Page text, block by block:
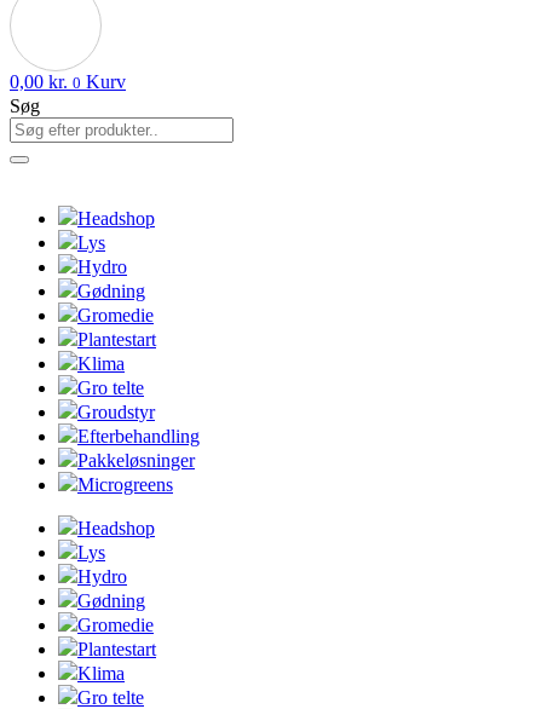
0,00 kr. 0 Kurv
Søg
Headshop
Lys
Hydro
Gødning
Gromedie
Plantestart
Klima
Gro telte
Groudstyr
Efterbehandling
Pakkeløsninger
Microgreens
Headshop
Lys
Hydro
Gødning
Gromedie
Plantestart
Klima
Gro telte